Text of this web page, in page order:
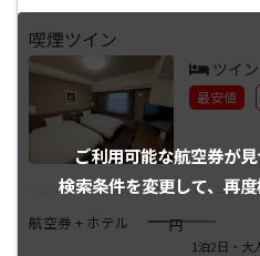
ご利用可能な航空券が見
検索条件を変更して、 再度
喫煙ツイン
ツイン
最安値
航空券 + ホテル ――――円
1泊2日・大